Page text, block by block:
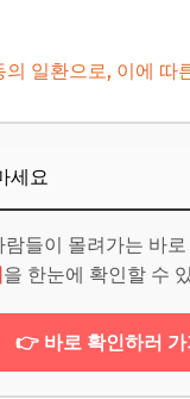
요?
일환으로, 이에 따
세요
람들이 몰려가는 바
을 한눈에 확인할 수
👉 바로 확인하러 가